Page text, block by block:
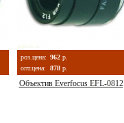
роз.цена: 962 р.
опт.цена:
878 р.
Объектив Everfocus EFL-0812